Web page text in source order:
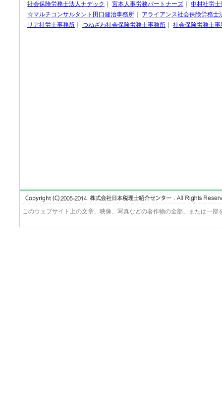
社会保険労務士法人ナデック 宮本人事労務パートナーズ
中村社労士
☆マルチコンサルタント田口健治事務所
アライアンス社会保険労務士
リア社労士事務所
つねざわ社会保険労務士事務所 社会保険労務士
このウェブサイト上の文章、映像、写真などの著作物の全部、または一